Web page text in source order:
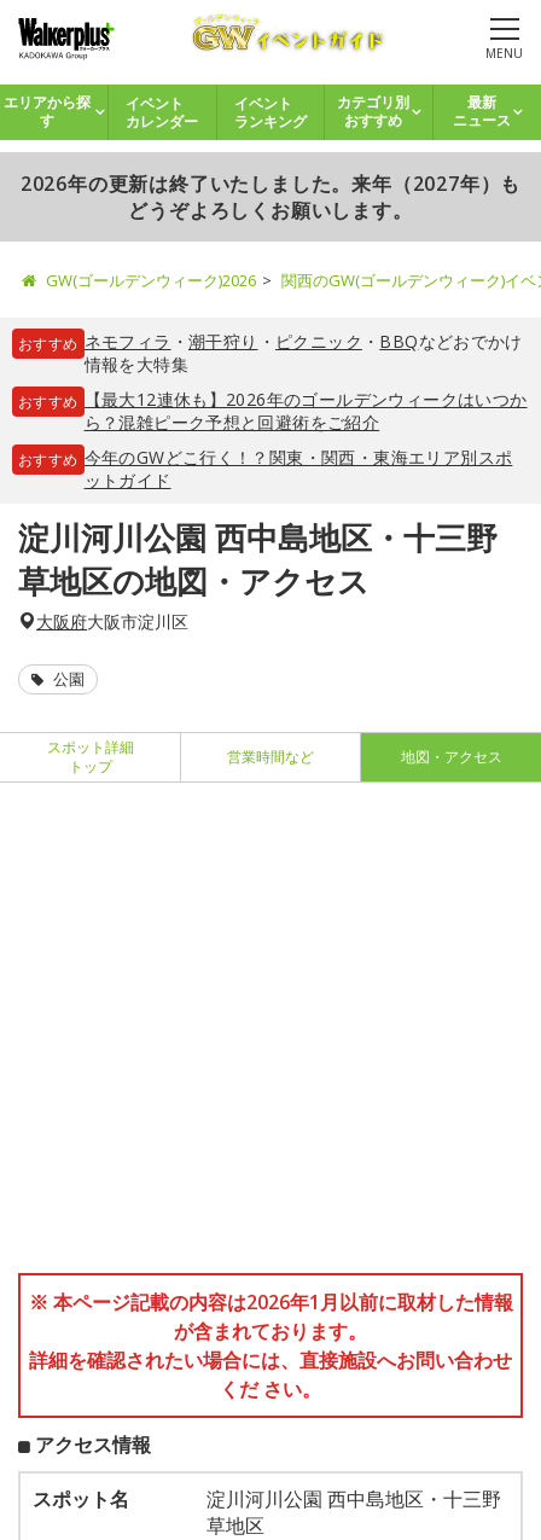
MENU
エリアから探
す
イベント
カレンダー
イベント
ランキング
カテゴリ別
おすすめ
最新
ニュース
2026年の更新は終了いたしました。来年（2027年）も
どうぞよろしくお願いします。
GW(ゴールデンウィーク)2026 関西のGW(ゴールデンウィーク)イ
おすすめ ネモフィラ ・ 潮干狩り ・ ピクニック ・ BBQなどおでかけ
情報を大特集
おすすめ
【最大12連休も】2026年のゴールデンウィークはいつか
ら？混雑ピーク予想と回避術をご紹介
おすすめ 今年のGWどこ行く！？関東・関西・東海エリア別スポ
ットガイド
淀川河川公園 西中島地区・十三野
草地区の地図・アクセス
大阪府大阪市淀川区
公園
スポット詳細
トップ
営業時間など 地図・アクセス
※ 本ページ記載の内容は2026年1月以前に取材した情報
が含まれております。
詳細を確認されたい場合には、直接施設へお問い合わせ
くだ さい。
アクセス情報
スポット名
淀川河川公園 西中島地区・十三野
草地区